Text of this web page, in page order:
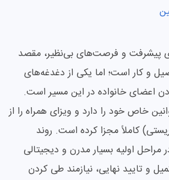
پیشرفت و فرصت‌های بی‌نظیر، مقصد
و کار است؛ اما یکی از دغدغه‌های
اعضای خانواده در این مسیر است.
خاص خود را دارد و ویزای همراه را از
کاملاً مجزا کرده است. روند
مراحل اولیه بسیار مدرن و دیجیتالی
و تایید نهایی، نیازمند طی کردن